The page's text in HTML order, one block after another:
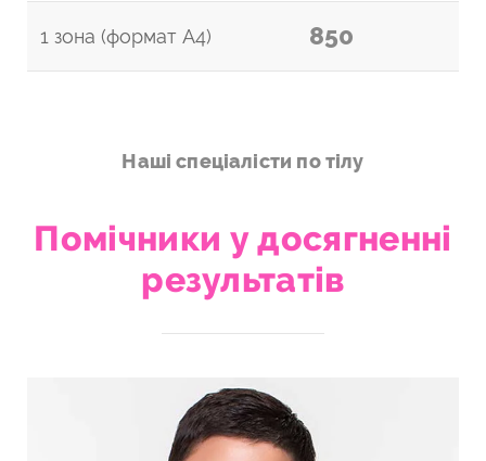
1 зона (формат А4) 850
Наші спеціалісти по тілу
Помічники у досягненні
результатів